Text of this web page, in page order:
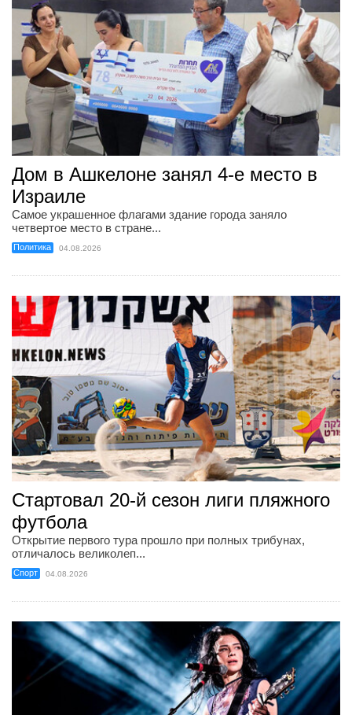
Дом в Ашкелоне занял 4-е место в
Израиле
Самое украшенное флагами здание города заняло
четвертое место в стране...
Политика 04.08.2026
Стартовал 20-й сезон лиги пляжного
футбола
Открытие первого тура прошло при полных трибунах,
отличалось великолеп...
Спорт 04.08.2026